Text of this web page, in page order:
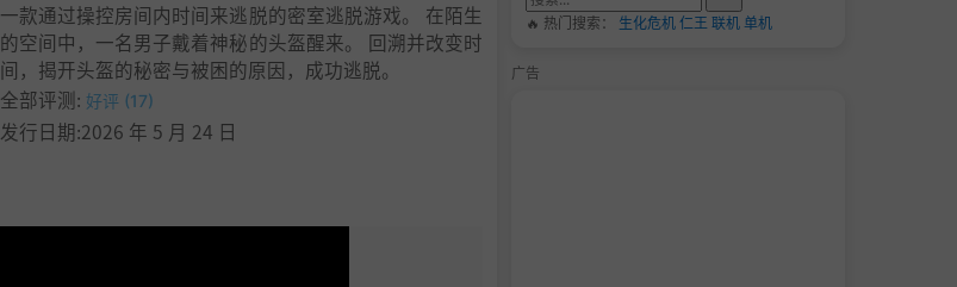
一款通过操控房间内时间来逃脱的密室逃脱游戏。 在陌生
的空间中，一名男子戴着神秘的头盔醒来。 回溯并改变时
间，揭开头盔的秘密与被困的原因，成功逃脱。
全部评测: 好评 (17)
发行日期:2026 年 5 月 24 日
🔥 热门搜索： 生化危机仁王 联机单机
广告